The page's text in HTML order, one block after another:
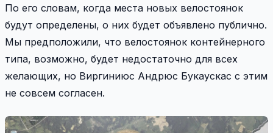
По его словам, когда места новых велостоянок
будут определены, о них будет объявлено публично.
Мы предположили, что велостоянок контейнерного
типа, возможно, будет недостаточно для всех
желающих, но Виргиниюс Андрюс Букаускас с этим
не совсем согласен.